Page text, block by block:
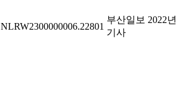
NLRW2300000006.22801
부산일보 2022년
기사